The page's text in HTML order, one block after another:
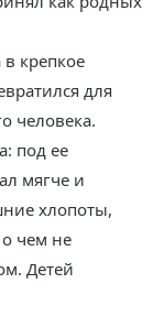
крепкое
для
человека.
под ее
мягче и
хлопоты,
чем не
Детей